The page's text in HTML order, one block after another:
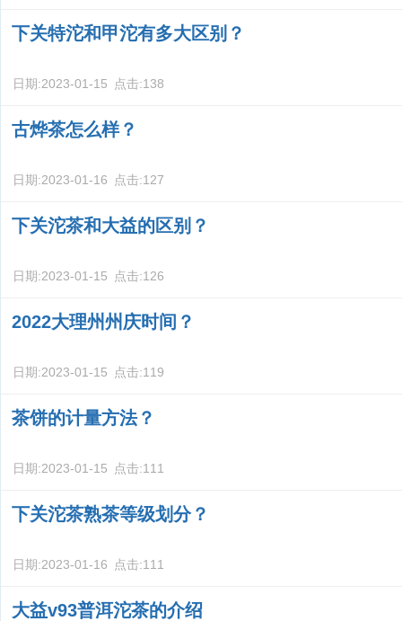
下关特沱和甲沱有多大区别？
日期:2023-01-15 点击:138
古烨茶怎么样？
日期:2023-01-16 点击:127
下关沱茶和大益的区别？
日期:2023-01-15 点击:126
2022大理州州庆时间？
日期:2023-01-15 点击:119
茶饼的计量方法？
日期:2023-01-15 点击:111
下关沱茶熟茶等级划分？
日期:2023-01-16 点击:111
大益v93普洱沱茶的介绍